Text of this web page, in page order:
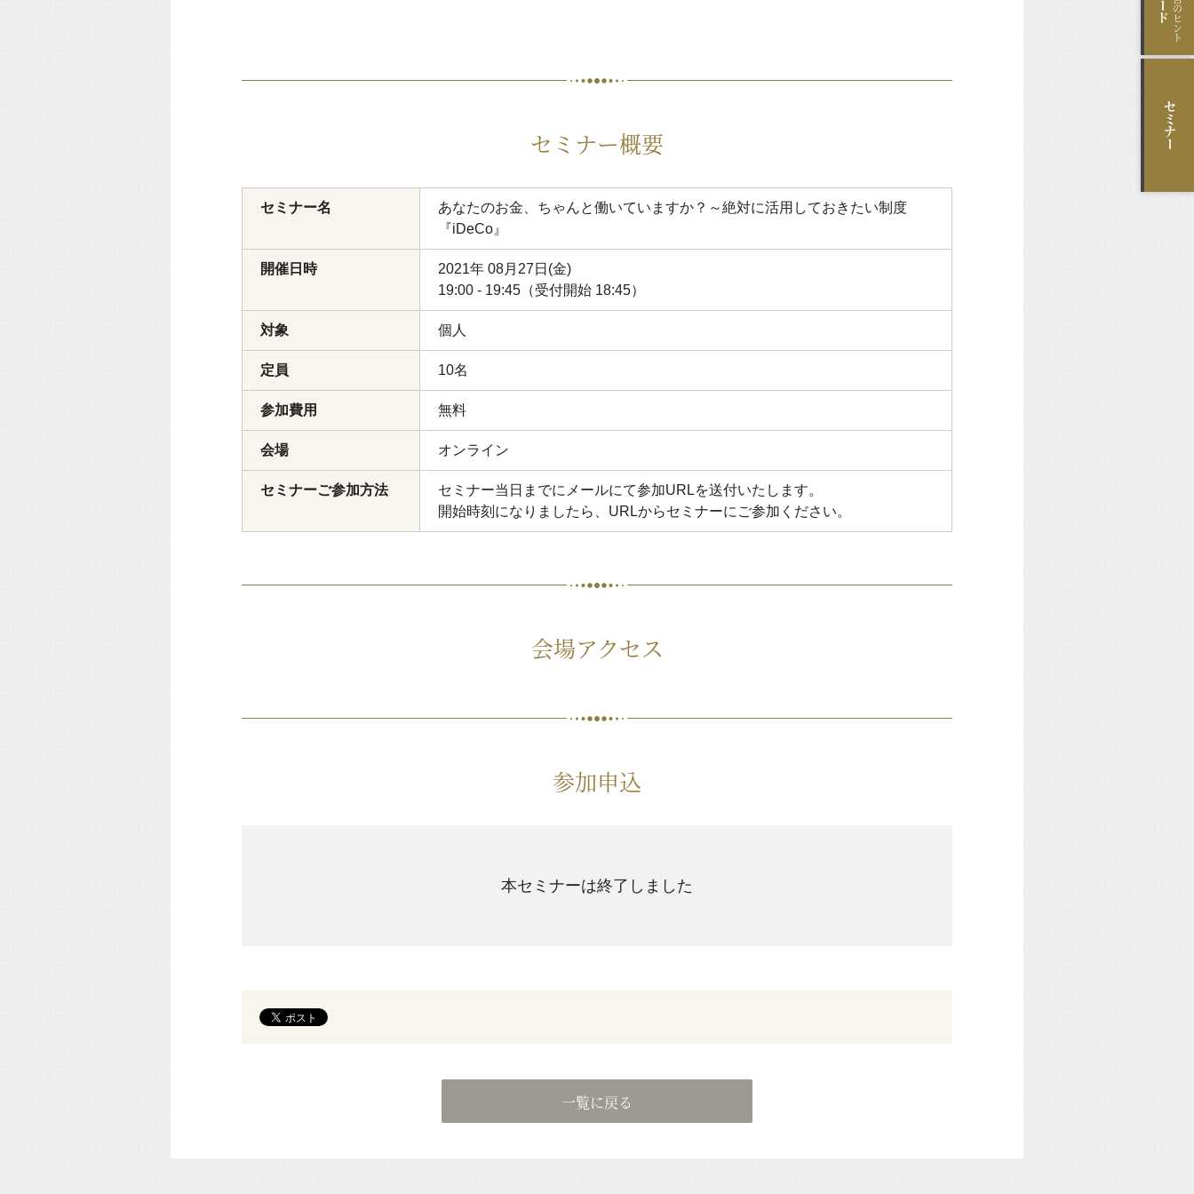
セミナー概要
セミナー名
あなたのお金、ちゃんと働いていますか？～絶対に活用しておきたい制度
『iDeCo』
開催日時
2021年 08月27日(金)
19:00 - 19:45（受付開始 18:45）
対象 個人
定員 10名
参加費用 無料
会場 オンライン
セミナーご参加方法
セミナー当日までにメールにて参加URLを送付いたします。
開始時刻になりましたら、URLからセミナーにご参加ください。
会場アクセス
参加申込
本セミナーは終了しました
一覧に戻る
セミナー